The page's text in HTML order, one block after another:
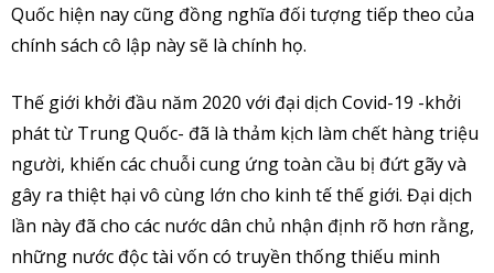
Quốc hiện nay cũng đồng nghĩa đối tượng tiếp theo của
chính sách cô lập này sẽ là chính họ.
Thế giới khởi đầu năm 2020 với đại dịch Covid-19 -khởi
phát từ Trung Quốc- đã là thảm kịch làm chết hàng triệu
người, khiến các chuỗi cung ứng toàn cầu bị đứt gãy và
gây ra thiệt hại vô cùng lớn cho kinh tế thế giới. Đại dịch
lần này đã cho các nước dân chủ nhận định rõ hơn rằng,
những nước độc tài vốn có truyền thống thiếu minh